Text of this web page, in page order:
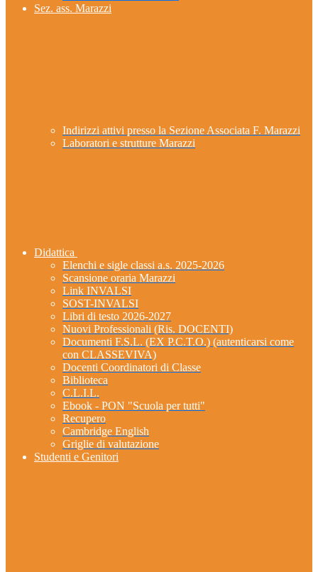
Sez. ass. Marazzi
Indirizzi attivi presso la Sezione Associata F. Marazzi
Laboratori e strutture Marazzi
Didattica
Elenchi e sigle classi a.s. 2025-2026
Scansione oraria Marazzi
Link INVALSI
SOST-INVALSI
Libri di testo 2026-2027
Nuovi Professionali (Ris. DOCENTI)
Documenti F.S.L. (EX P.C.T.O.) (autenticarsi come
con CLASSEVIVA)
Docenti Coordinatori di Classe
Biblioteca
C.L.I.L.
Ebook - PON "Scuola per tutti"
Recupero
Cambridge English
Griglie di valutazione
Studenti e Genitori